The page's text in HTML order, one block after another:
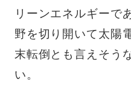
リーンエネルギーで
野を切り開いて太陽
末転倒とも言えそう
い。